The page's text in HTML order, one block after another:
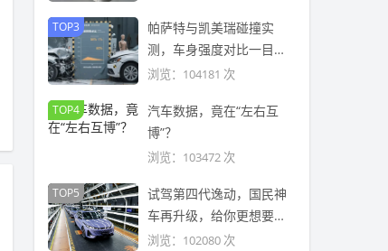
TOP3
帕萨特与凯美瑞碰撞实
测，车身强度对比一目了
然
浏览：104181 次
TOP4
汽车数据，竟在“左右互
博”？
浏览：103472 次
TOP5
试驾第四代逸动，国民神
车再升级，给你更想要的
“三大满足”
浏览：102080 次